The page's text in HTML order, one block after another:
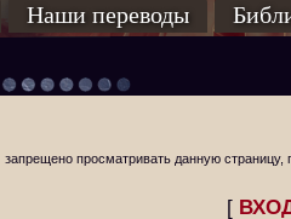
Наши переводы
запрещено просматривать данную страницу,
[